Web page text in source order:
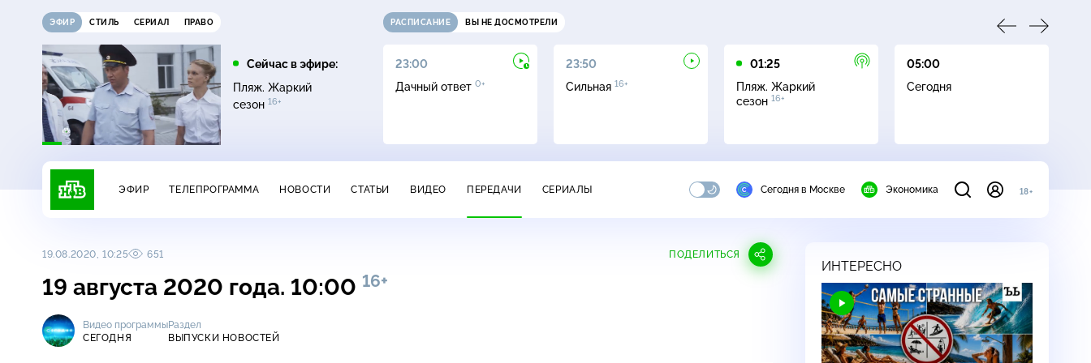
ЭФИР СТИЛЬ СЕРИАЛ ПРАВО
Сейчас в эфире:
Пляж. Жаркий
сезон 16+
РАСПИСАНИЕ ВЫ НЕ ДОСМОТРЕЛИ
16:00
Сегодня
17:00
Невский. Чужой среди
чужих 16+
23:00
Дачный ответ 0+
23:50
Сильная 16+
01:25
Пляж. Жаркий
сезон 16+
05:00
Сегодня
ЭФИР ТЕЛЕПРОГРАММА НОВОСТИ СТАТЬИ ВИДЕО ПЕРЕДАЧИ СЕРИАЛЫ Сегодня в Москве Экономика 18+
19.08.2020, 10:25 651 ПОДЕЛИТЬСЯ
19 августа 2020 года. 10:00 16+
Видео программы
СЕГОДНЯ
Раздел
ВЫПУСКИ НОВОСТЕЙ
ИНТЕРЕСНО